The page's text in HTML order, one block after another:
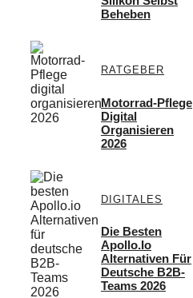
Beheben
RATGEBER
Motorrad-Pflege
Digital
Organisieren
2026
DIGITALES
Die Besten
Apollo.io
Alternativen Für
Deutsche B2B-
Teams 2026